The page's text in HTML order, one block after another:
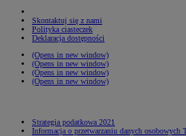
Skontaktuj się z nami
Polityka ciasteczek
Deklaracja dostępności
(Opens in new window)
(Opens in new window)
(Opens in new window)
(Opens in new window)
Strategia podatkowa 2021
Informacja o przetwarzaniu danych osobowych